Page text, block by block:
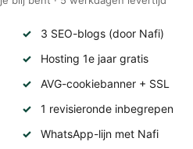
3 SEO-blogs (door Nafi)
Hosting 1e jaar gratis
AVG-cookiebanner + SSL
1 revisieronde inbegrepen
WhatsApp-lijn met Nafi